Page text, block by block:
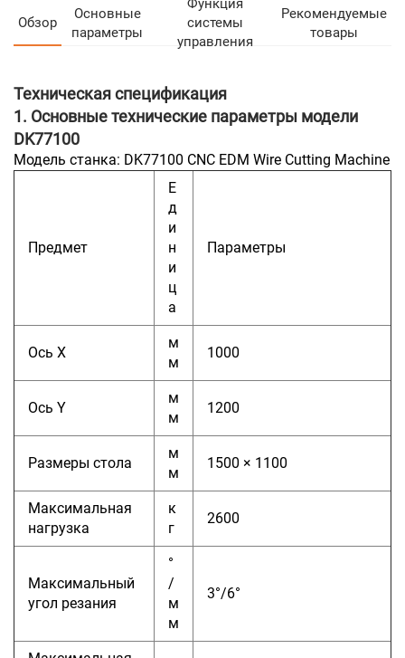
Обзор
Основные
параметры
Функция
системы
управления
Рекомендуемые
товары
Техническая спецификация
1. Основные технические параметры модели
DK77100
Модель станка: DK77100 CNC EDM Wire Cutting Machine
Предмет
Е
д
и
н
и
ц
а
Параметры
Ось X
м
м
1000
Ось Y
м
м
1200
Размеры стола
м
м
1500 × 1100
Максимальная
нагрузка
к
г
2600
Максимальный
угол резания
°
/
м
м
3°/6°